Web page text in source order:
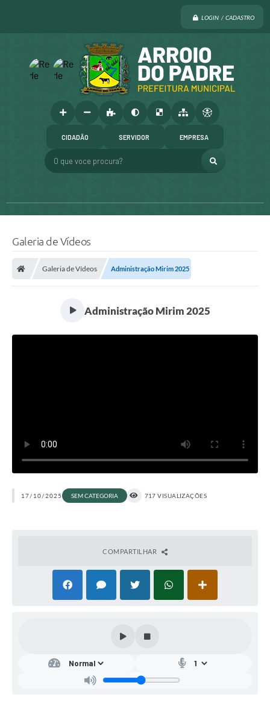
LOGIN / CADASTRO
O que voce procura?
CIDADÃO SERVIDOR EMPRESA
Galeria de Vídeos
Galeria de Vídeos Administração Mirim 2025
Administração Mirim 2025
17/10/2025 SEM CATEGORIA 717 VISUALIZAÇÕES
COMPARTILHAR